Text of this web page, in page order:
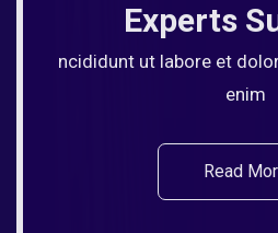
Experts
ncididunt ut labore et
enim
Read